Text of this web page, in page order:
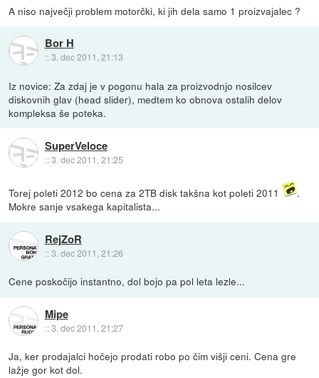
A niso največji problem motorčki, ki jih dela samo 1 proizvajalec ?
Bor H
::3. dec 2011, 21:13
Iz novice: Za zdaj je v pogonu hala za proizvodnjo nosilcev
diskovnih glav (head slider), medtem ko obnova ostalih delov
kompleksa še poteka.
SuperVeloce
::3. dec 2011, 21:25
Torej poleti 2012 bo cena za 2TB disk takšna kot poleti 2011
.
Mokre sanje vsakega kapitalista...
RejZoR
::3. dec 2011, 21:26
Cene poskočijo instantno, dol bojo pa pol leta lezle...
Mipe
::3. dec 2011, 21:27
Ja, ker prodajalci hočejo prodati robo po čim višji ceni. Cena gre
lažje gor kot dol.